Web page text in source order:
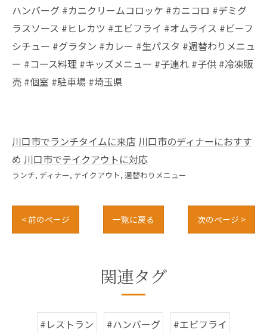
ハンバーグ #カニクリームコロッケ #カニコロ #デミグ
ラスソース #ヒレカツ #エビフライ #オムライス #ビーフ
シチュー #グラタン #カレー #生パスタ #週替わりメニュ
ー #コース料理 #キッズメニュー #子連れ #子供 #冷凍販
売 #個室 #駐車場 #埼玉県
川口市でランチタイムに来店 川口市のディナーにおすす
め 川口市でテイクアウトに対応
ランチ ディナー テイクアウト 週替わりメニュー
< 前のページ 一覧に戻る 次のページ >
関連タグ
#レストラン #ハンバーグ #エビフライ